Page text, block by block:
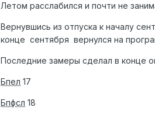
Летом расслабился и почти не
Вернувшись из отпуска к началу
конце сентября вернулся на
Последние замеры сделал в конце
Бпел 17
Бпфсл 18